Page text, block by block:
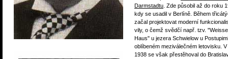
Darmstadtu . Zde působil až do roku
kdy se usadil v Berlíně. Během
začal projektovat moderní
vily, o čemž svědčí např. tzv. "Weisse
Haus" u jezera Schwielow u
oblíbeném meziválečném letovisku.
1938 se však přestěhoval do